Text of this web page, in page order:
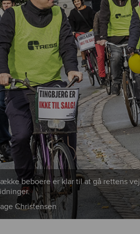
beboere er klar til at gå rettens
Christensen